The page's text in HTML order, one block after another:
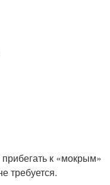
к «мокрым»
требуется.